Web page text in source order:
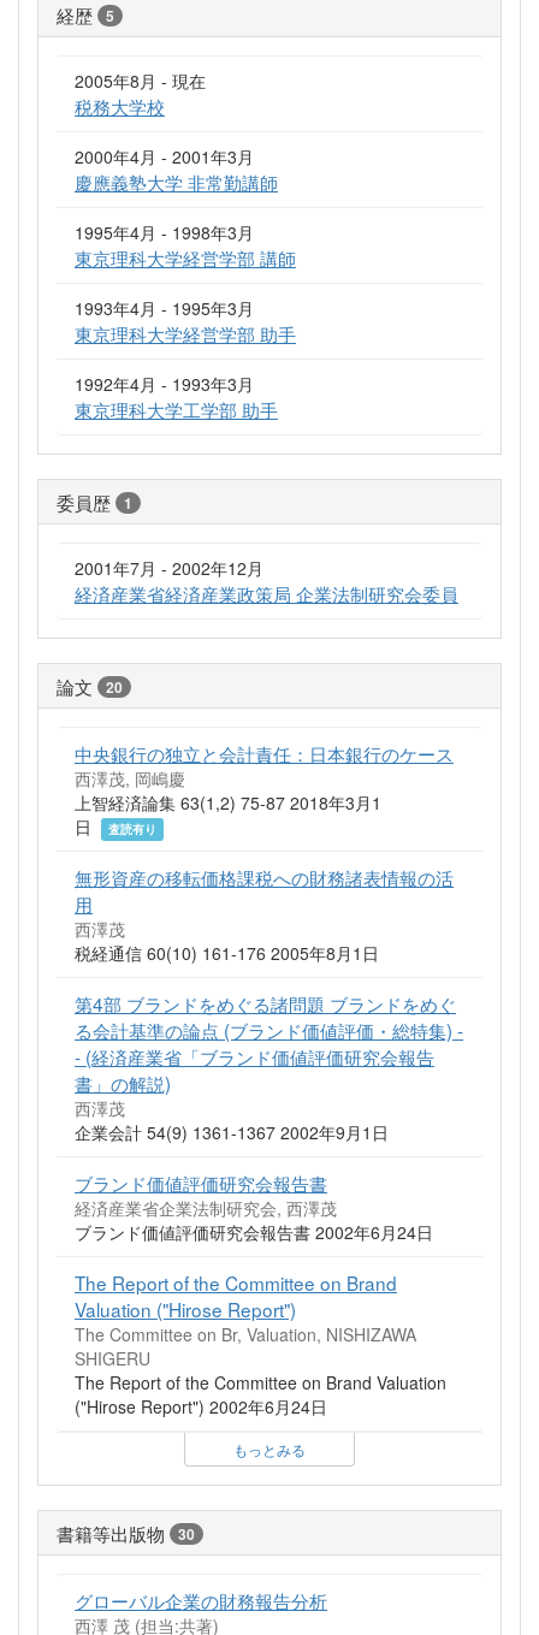
経歴 5
2005年8月 - 現在
税務大学校
2000年4月 - 2001年3月
慶應義塾大学 非常勤講師
1995年4月 - 1998年3月
東京理科大学経営学部 講師
1993年4月 - 1995年3月
東京理科大学経営学部 助手
1992年4月 - 1993年3月
東京理科大学工学部 助手
委員歴 1
2001年7月 - 2002年12月
経済産業省経済産業政策局 企業法制研究会委員
論文 20
中央銀行の独立と会計責任：日本銀行のケース
西澤茂, 岡嶋慶
上智経済論集 63(1,2) 75-87 2018年3月1
日
査読有り
無形資産の移転価格課税への財務諸表情報の活
用
西澤茂
税経通信 60(10) 161-176 2005年8月1日
第4部 ブランドをめぐる諸問題 ブランドをめぐ
る会計基準の論点 (ブランド価値評価・総特集) -
- (経済産業省「ブランド価値評価研究会報告
書」の解説)
西澤茂
企業会計 54(9) 1361-1367 2002年9月1日
ブランド価値評価研究会報告書
経済産業省企業法制研究会, 西澤茂
ブランド価値評価研究会報告書 2002年6月24日
The Report of the Committee on Brand
Valuation ("Hirose Report")
The Committee on Br, Valuation, NISHIZAWA
SHIGERU
The Report of the Committee on Brand Valuation
("Hirose Report") 2002年6月24日
もっとみる
書籍等出版物 30
グローバル企業の財務報告分析
西澤 茂 (担当:共著)